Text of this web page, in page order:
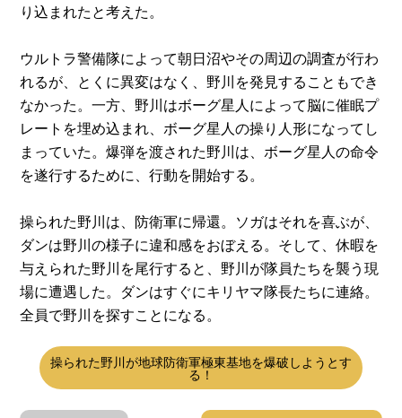
り込まれたと考えた。
ウルトラ警備隊によって朝日沼やその周辺の調査が行わ
れるが、とくに異変はなく、野川を発見することもでき
なかった。一方、野川はボーグ星人によって脳に催眠プ
レートを埋め込まれ、ボーグ星人の操り人形になってし
まっていた。爆弾を渡された野川は、ボーグ星人の命令
を遂行するために、行動を開始する。
操られた野川は、防衛軍に帰還。ソガはそれを喜ぶが、
ダンは野川の様子に違和感をおぼえる。そして、休暇を
与えられた野川を尾行すると、野川が隊員たちを襲う現
場に遭遇した。ダンはすぐにキリヤマ隊長たちに連絡。
全員で野川を探すことになる。
操られた野川が地球防衛軍極東基地を爆破しようとす
る！